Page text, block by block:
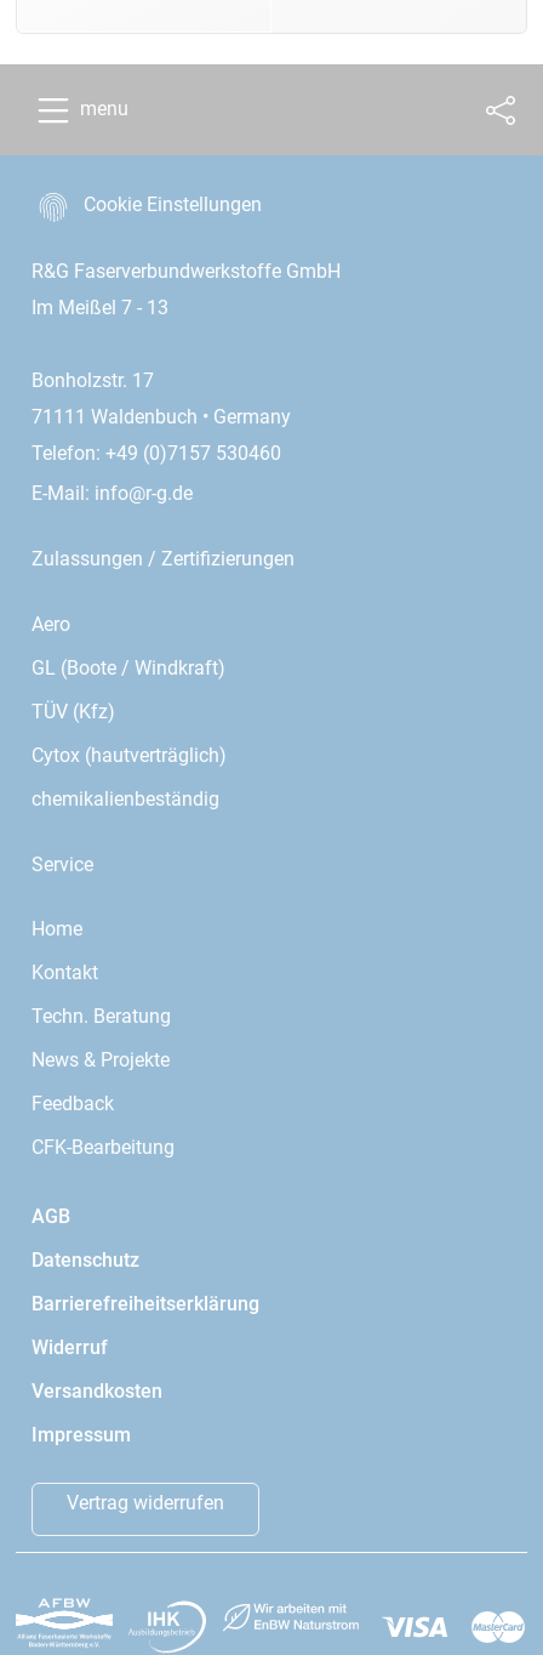
menu
Cookie Einstellungen
R&G Faserverbundwerkstoffe GmbH
Im Meißel 7 - 13
Bonholzstr. 17
71111 Waldenbuch • Germany
Telefon: +49 (0)7157 530460
E-Mail: info@r-g.de
Zulassungen / Zertifizierungen
Aero
GL (Boote / Windkraft)
TÜV (Kfz)
Cytox (hautverträglich)
chemikalienbeständig
Service
Home
Kontakt
Techn. Beratung
News & Projekte
Feedback
CFK-Bearbeitung
AGB
Datenschutz
Barrierefreiheitserklärung
Widerruf
Versandkosten
Impressum
Vertrag widerrufen